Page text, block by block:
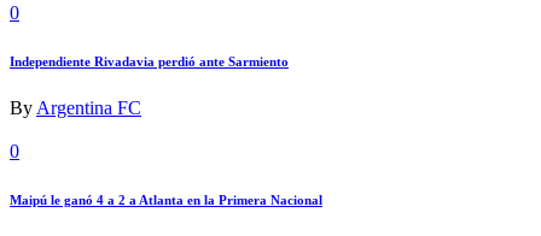
0
Independiente Rivadavia perdió ante Sarmiento
ByArgentina FC
0
Maipú le ganó 4 a 2 a Atlanta en la Primera Nacional